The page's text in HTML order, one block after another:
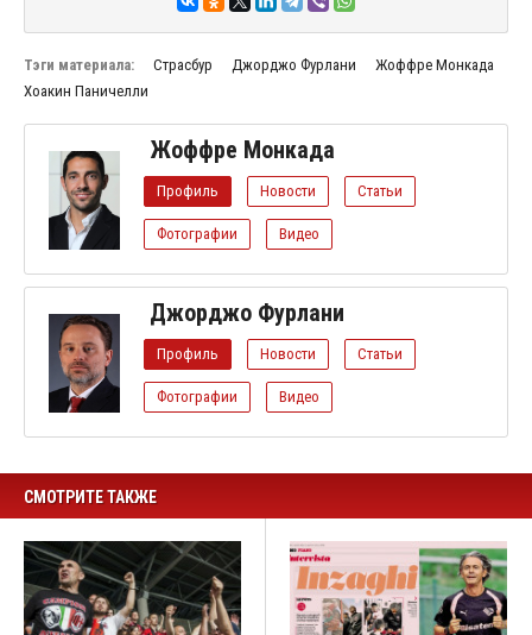
Тэги материала: Страсбур Джорджо Фурлани
Жоффре Монкада
Хоакин Паничелли
Жоффре Монкада
Профиль Новости Статьи
Фотографии Видео
Джорджо Фурлани
Профиль Новости Статьи
Фотографии Видео
СМОТРИТЕ ТАКЖЕ